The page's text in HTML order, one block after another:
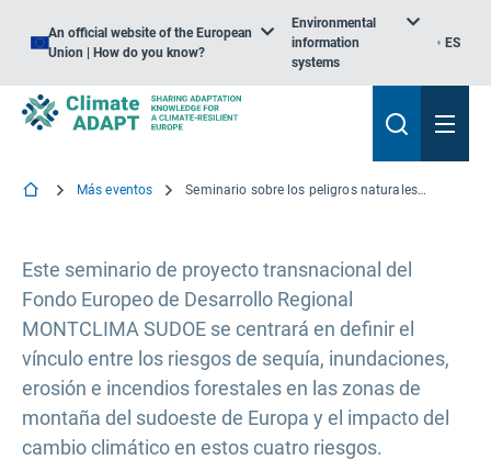
An official website of the European
Union | How do you know?
Environmental
information
systems
ES
Más eventos Seminario sobre los peligros naturales y el cambio climático en las zonas de montaña
Este seminario de proyecto transnacional del
Fondo Europeo de Desarrollo Regional
MONTCLIMA SUDOE se centrará en definir el
vínculo entre los riesgos de sequía, inundaciones,
erosión e incendios forestales en las zonas de
montaña del sudoeste de Europa y el impacto del
cambio climático en estos cuatro riesgos.